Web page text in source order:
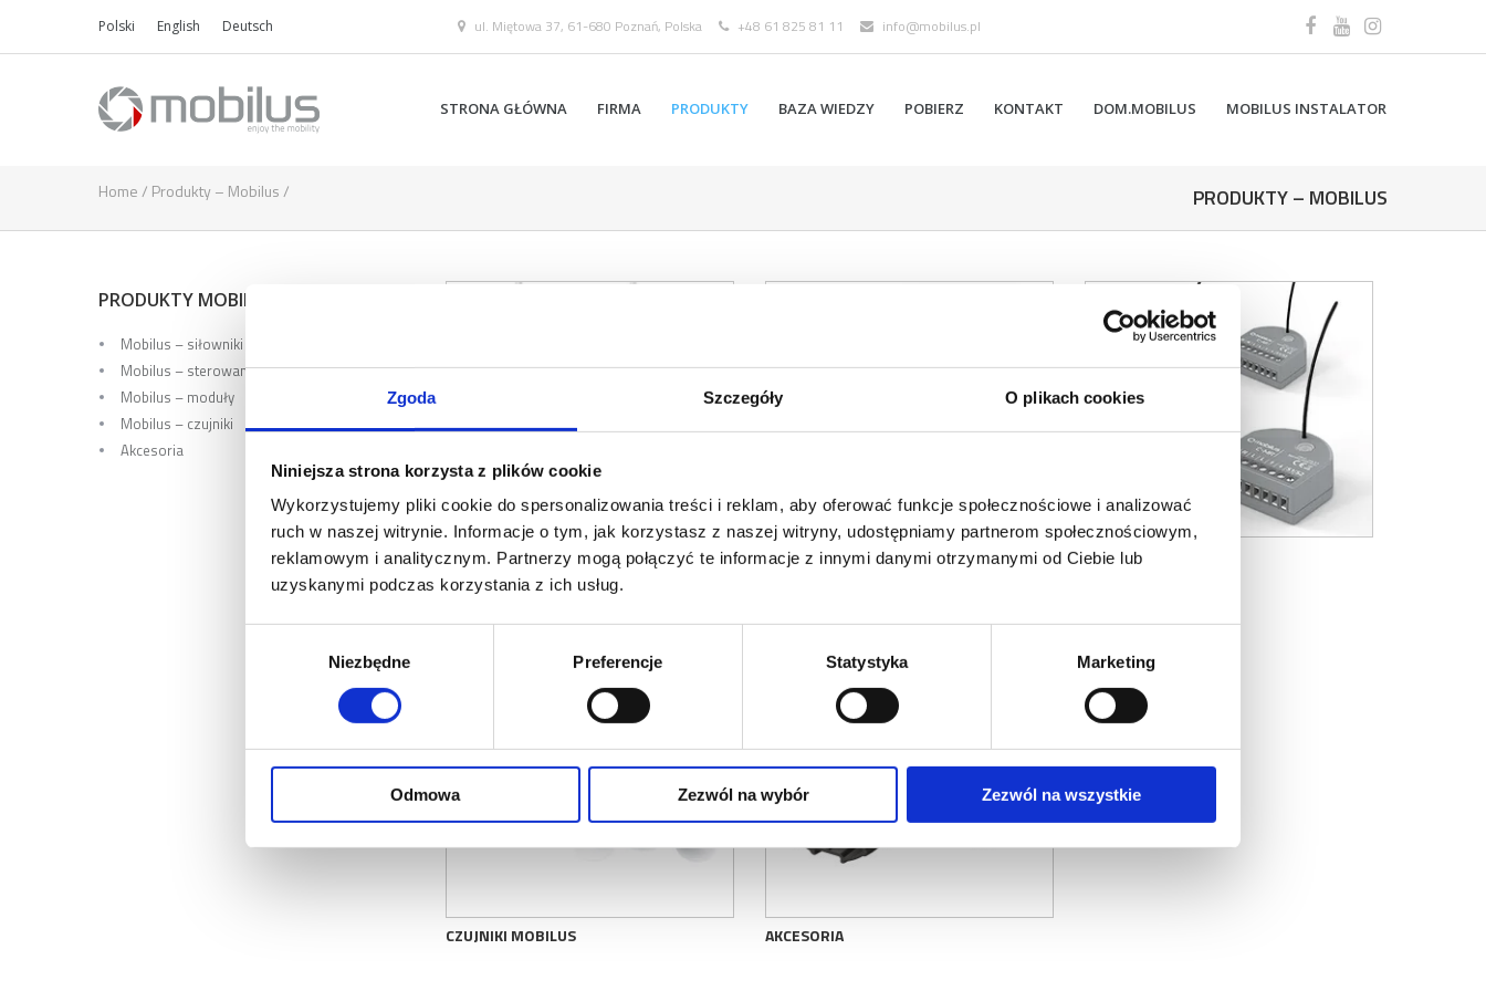
Zgoda Szczegóły O plikach cookies
Niniejsza strona korzysta z plików cookie
Wykorzystujemy pliki cookie do spersonalizowania treści i reklam, aby oferować funkcje społecznościowe i analizować
ruch w naszej witrynie. Informacje o tym, jak korzystasz z naszej witryny, udostępniamy partnerom społecznościowym,
reklamowym i analitycznym. Partnerzy mogą połączyć te informacje z innymi danymi otrzymanymi od Ciebie lub
uzyskanymi podczas korzystania z ich usług.
Niezbędne Preferencje Statystyka Marketing
Odmowa Zezwól na wybór Zezwól na wszystkie
Polski English Deutsch ul. Miętowa 37, 61-680 Poznań, Polska +48 61 825 81 11 info@mobilus.pl
STRONA GŁÓWNA FIRMA PRODUKTY BAZA WIEDZY POBIERZ KONTAKT DOM.MOBILUS MOBILUS INSTALATOR
PRODUKTY – MOBILUS
Home/ Produkty – Mobilus/
SIŁOWNIKI MOBILUS STEROWANIE MOBILUS MODUŁY MOBILUS
CZUJNIKI MOBILUS AKCESORIA
PRODUKTY MOBILUS
Mobilus – siłowniki
Mobilus – sterowanie
Mobilus – moduły
Mobilus – czujniki
Akcesoria